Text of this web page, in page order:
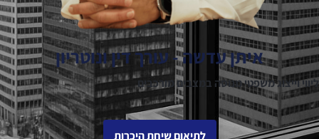
איתן עדשה - עורך דין ונוטריון
ליווי וייצוג משפטי מנוסה במצבים מורכבים
לתיאום שיחת היכרות